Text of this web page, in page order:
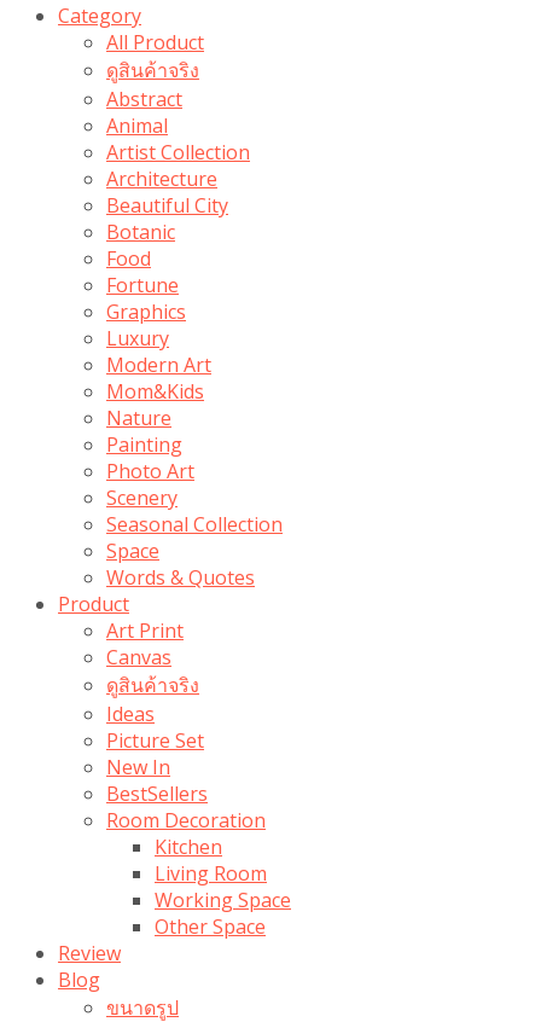
Category
All Product
ดูสินค้าจริง
Abstract
Animal
Artist Collection
Architecture
Beautiful City
Botanic
Food
Fortune
Graphics
Luxury
Modern Art
Mom&Kids
Nature
Painting
Photo Art
Scenery
Seasonal Collection
Space
Words & Quotes
Product
Art Print
Canvas
ดูสินค้าจริง
Ideas
Picture Set
New In
BestSellers
Room Decoration
Kitchen
Living Room
Working Space
Other Space
Review
Blog
ขนาดรูป